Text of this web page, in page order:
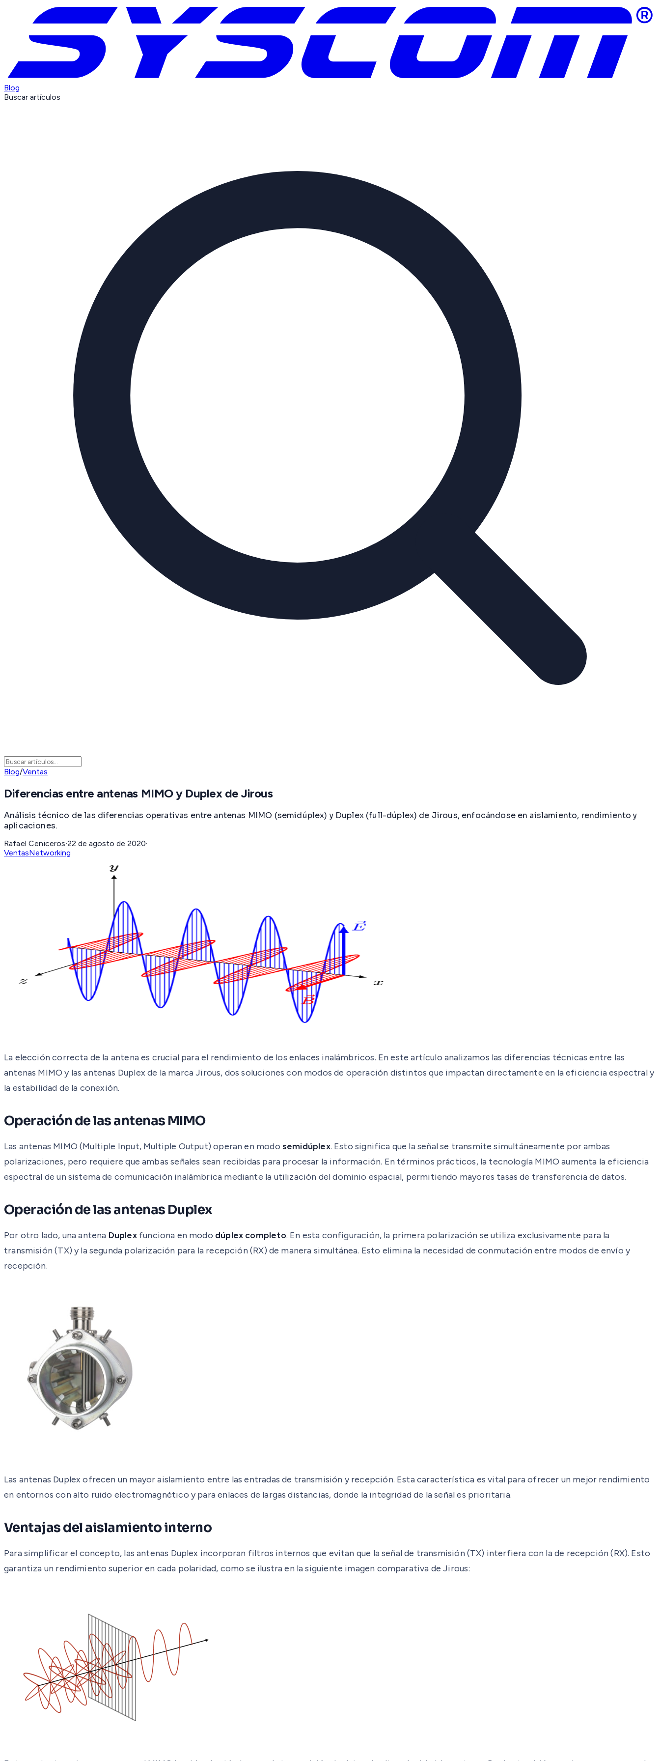
Blog
Buscar artículos
Blog/Ventas
Diferencias entre antenas MIMO y Duplex de Jirous
Análisis técnico de las diferencias operativas entre antenas MIMO (semidúplex) y Duplex (full-dúplex) de Jirous, enfocándose en aislamiento, rendimiento y
aplicaciones.
Rafael Ceniceros·22 de agosto de 2020·
VentasNetworking
La elección correcta de la antena es crucial para el rendimiento de los enlaces inalámbricos. En este artículo analizamos las diferencias técnicas entre las
antenas MIMO y las antenas Duplex de la marca Jirous, dos soluciones con modos de operación distintos que impactan directamente en la eficiencia espectral y
la estabilidad de la conexión.
Operación de las antenas MIMO
Las antenas MIMO (Multiple Input, Multiple Output) operan en modo semidúplex. Esto significa que la señal se transmite simultáneamente por ambas
polarizaciones, pero requiere que ambas señales sean recibidas para procesar la información. En términos prácticos, la tecnología MIMO aumenta la eficiencia
espectral de un sistema de comunicación inalámbrica mediante la utilización del dominio espacial, permitiendo mayores tasas de transferencia de datos.
Operación de las antenas Duplex
Por otro lado, una antena Duplexfunciona en modo dúplex completo. En esta configuración, la primera polarización se utiliza exclusivamente para la
transmisión (TX) y la segunda polarización para la recepción (RX) de manera simultánea. Esto elimina la necesidad de conmutación entre modos de envío y
recepción.
Las antenas Duplex ofrecen un mayor aislamiento entre las entradas de transmisión y recepción. Esta característica es vital para ofrecer un mejor rendimiento
en entornos con alto ruido electromagnético y para enlaces de largas distancias, donde la integridad de la señal es prioritaria.
Ventajas del aislamiento interno
Para simplificar el concepto, las antenas Duplex incorporan filtros internos que evitan que la señal de transmisión (TX) interfiera con la de recepción (RX). Esto
garantiza un rendimiento superior en cada polaridad, como se ilustra en la siguiente imagen comparativa de Jirous: